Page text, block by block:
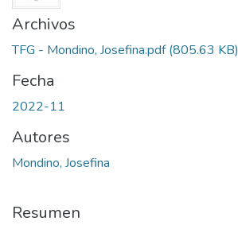
Archivos
TFG - Mondino, Josefina.pdf(805.63 KB)
Fecha
2022-11
Autores
Mondino, Josefina
Resumen